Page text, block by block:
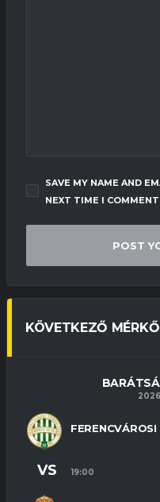
SAVE MY NAME AND
NEXT TIME I
KÖVETKEZŐ
FERENCVÁROSI
VS 19:00